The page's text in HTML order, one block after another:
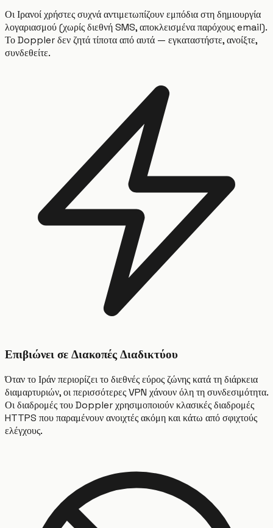
Οι Ιρανοί χρήστες συχνά αντιμετωπίζουν εμπόδια στη δημιουργία
λογαριασμού (χωρίς διεθνή SMS, αποκλεισμένα παρόχους email).
Το Doppler δεν ζητά τίποτα από αυτά — εγκαταστήστε, ανοίξτε,
συνδεθείτε.
Επιβιώνει σε Διακοπές Διαδικτύου
Όταν το Ιράν περιορίζει το διεθνές εύρος ζώνης κατά τη διάρκεια
διαμαρτυριών, οι περισσότερες VPN χάνουν όλη τη συνδεσιμότητα.
Οι διαδρομές του Doppler χρησιμοποιούν κλασικές διαδρομές
HTTPS που παραμένουν ανοιχτές ακόμη και κάτω από σφιχτούς
ελέγχους.